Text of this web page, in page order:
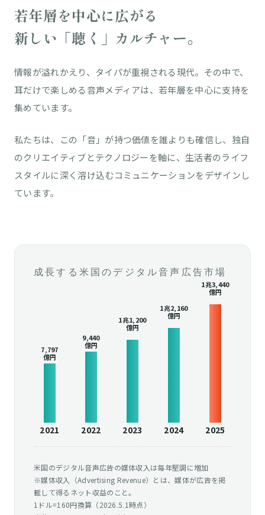
若年層を中心に広がる
新しい「聴く」カルチャー。
情報が溢れかえり、タイパが重視される現代。その中で、
耳だけで楽しめる音声メディアは、若年層を中心に支持を
集めています。
私たちは、この「音」が持つ価値を誰よりも確信し、独自
のクリエイティブとテクノロジーを軸に、生活者のライフ
スタイルに深く溶け込むコミュニケーションをデザインし
ています。
成長する米国のデジタル音声広告市場
2021
7,797
億円
2022
9,440
億円
2023
1兆1,200
億円
2024
1兆2,160
億円
2025
1兆3,440
億円
米国のデジタル音声広告の媒体収入は毎年堅調に増加
※媒体収入（Advertising Revenue）とは、媒体が広告を掲
載して得るネット収益のこと。
1ドル=160円換算（2026.5.1時点）